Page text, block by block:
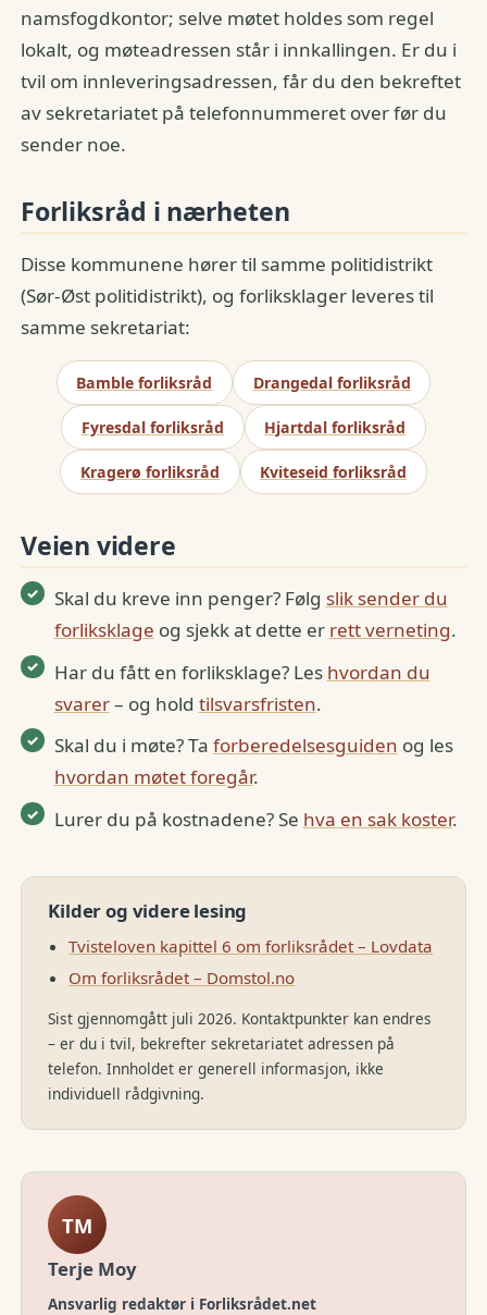
namsfogdkontor; selve møtet holdes som regel
lokalt, og møteadressen står i innkallingen. Er du i
tvil om innleveringsadressen, får du den bekreftet
av sekretariatet på telefonnummeret over før du
sender noe.
Forliksråd i nærheten
Disse kommunene hører til samme politidistrikt
(Sør-Øst politidistrikt), og forliksklager leveres til
samme sekretariat:
Bamble forliksråd Drangedal forliksråd
Fyresdal forliksråd Hjartdal forliksråd
Kragerø forliksråd Kviteseid forliksråd
Veien videre
Skal du kreve inn penger? Følg slik sender du
forliksklage og sjekk at dette er rett verneting.
Har du fått en forliksklage? Les hvordan du
svarer– og hold tilsvarsfristen.
Skal du i møte? Ta forberedelsesguiden og les
hvordan møtet foregår.
Lurer du på kostnadene? Se hva en sak koster.
Kilder og videre lesing
Tvisteloven kapittel 6 om forliksrådet – Lovdata
Om forliksrådet – Domstol.no
Sist gjennomgått juli 2026. Kontaktpunkter kan endres
– er du i tvil, bekrefter sekretariatet adressen på
telefon. Innholdet er generell informasjon, ikke
individuell rådgivning.
TM
Terje Moy
Ansvarlig redaktør i Forliksrådet.net